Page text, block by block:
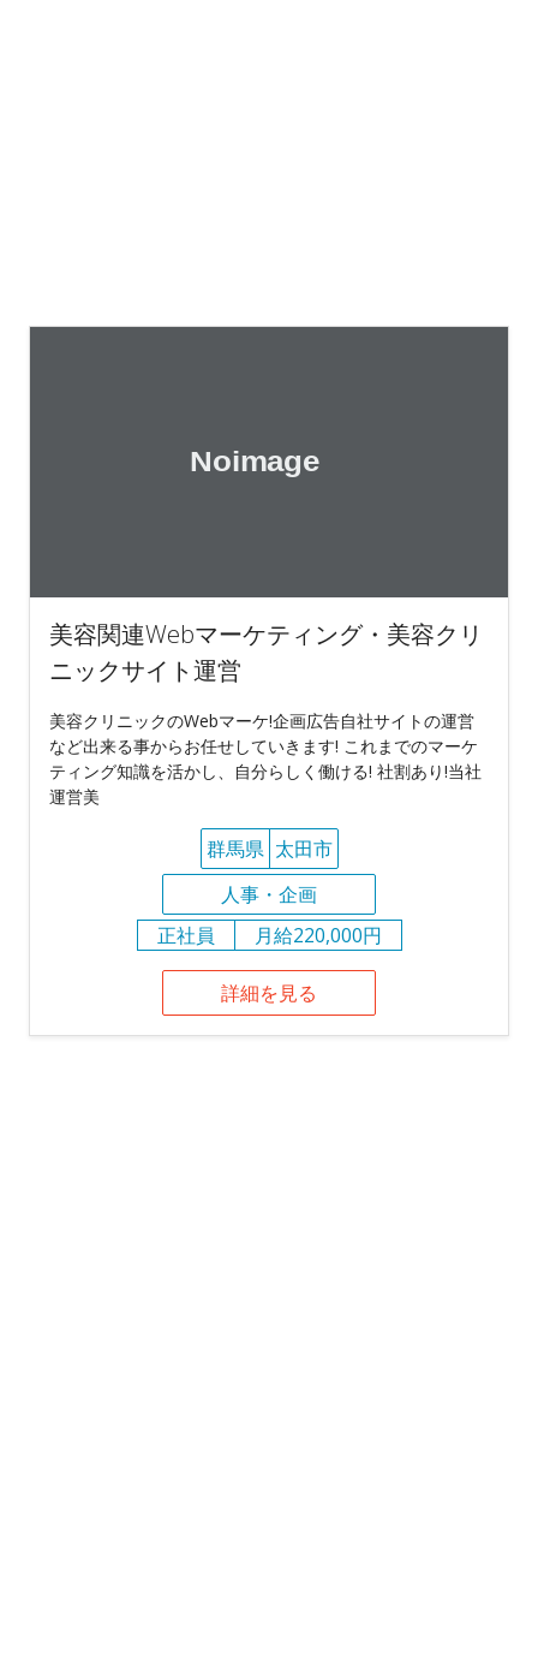
美容関連Webマーケティング・美容クリ
ニックサイト運営
美容クリニックのWebマーケ!企画広告自社サイトの運営
など出来る事からお任せしていきます! これまでのマーケ
ティング知識を活かし、自分らしく働ける! 社割あり!当社
運営美
群馬県 太田市
人事・企画
正社員
月給220,000円
詳細を見る